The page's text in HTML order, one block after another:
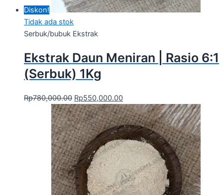
Diskon!
Tidak ada stok
Serbuk/bubuk Ekstrak
Ekstrak Daun Meniran | Rasio 6:1
(Serbuk) 1Kg
Rp780,000.00 Rp550,000.00